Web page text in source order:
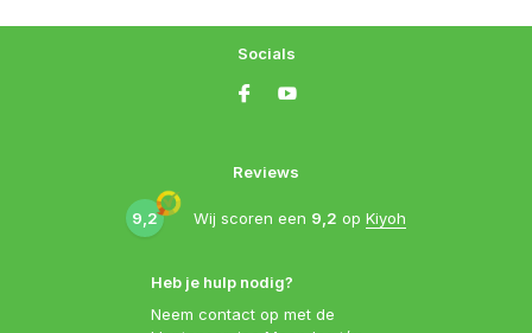
Heb je hulp nodig?
Neem contact op met de
Reviews
9,2 Wij scoren een 9,2 op Kiyoh
Socials